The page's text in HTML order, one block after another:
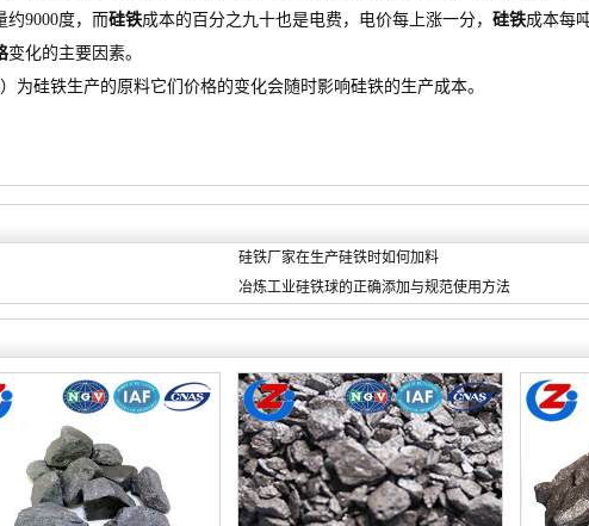
约9000度，而硅铁成本的百分之九十也是电费，电价每上涨一分， 硅铁成本每
变化的主要因素。
为硅铁生产的原料它们价格的变化会随时影响硅铁的生产成本。
硅铁厂家在生产硅铁时如何加料
冶炼工业硅铁球的正确添加与规范使用方法